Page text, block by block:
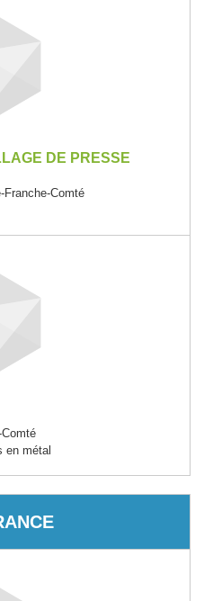
DE PRESSE
Franche-Comté
en métal